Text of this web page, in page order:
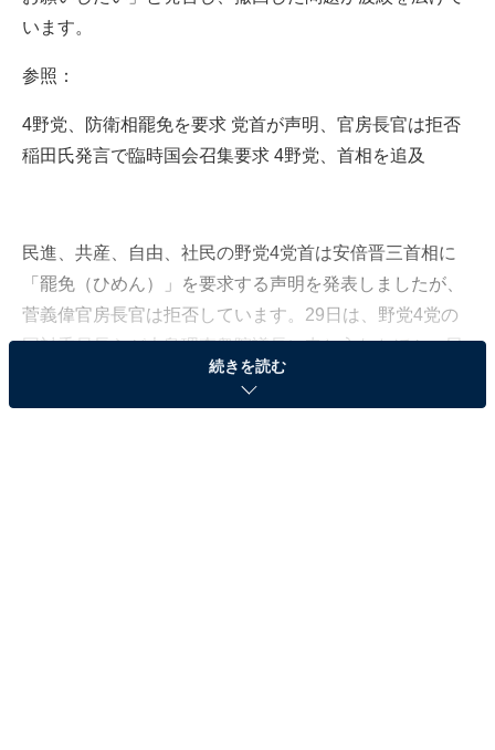
います。
参照：
4野党、防衛相罷免を要求 党首が声明、官房長官は拒否
稲田氏発言で臨時国会召集要求 4野党、首相を追及
民進、共産、自由、社民の野党4党首は安倍晋三首相に
「罷免（ひめん）」を要求する声明を発表しましたが、
菅義偉官房長官は拒否しています。29日は、野党4党の
国対委員長らが大島理森衆院議長に申し入れたほか、民
進党の山井和則国対委員長は自民党の竹下亘国対委員長
に、稲田氏の罷免等を要求しました。
続きを読む